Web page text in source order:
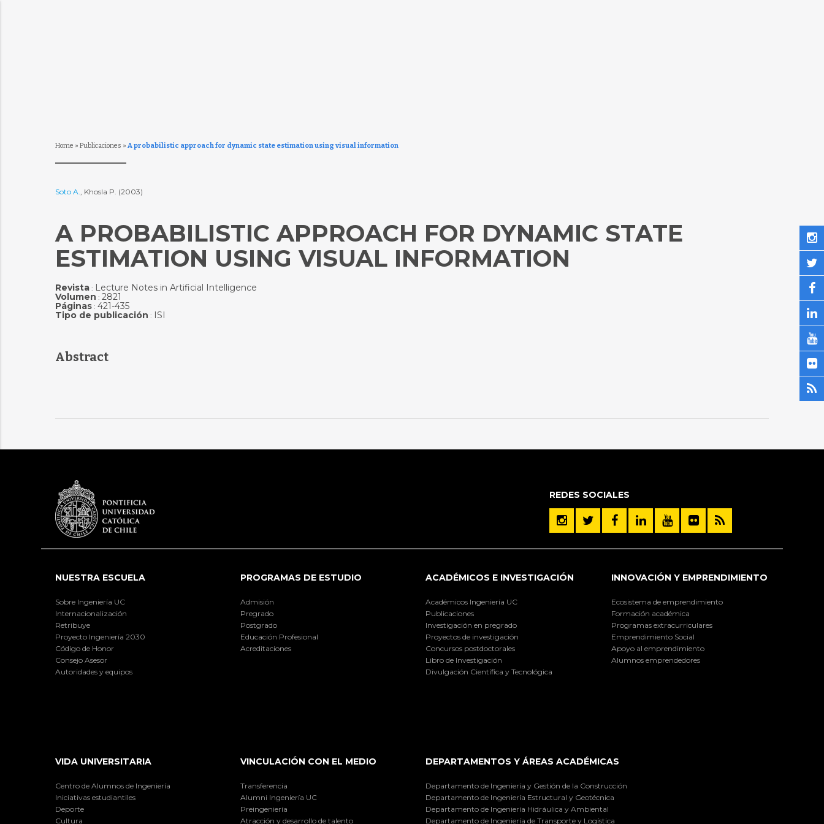
Home » Publicaciones » A probabilistic approach for dynamic state estimation using visual information
Soto A., Khosla P. (2003)
A PROBABILISTIC APPROACH FOR DYNAMIC STATE
ESTIMATION USING VISUAL INFORMATION
Revista: Lecture Notes in Artificial Intelligence
Volumen : 2821
Páginas: 421-435
Tipo de publicación : ISI
Abstract
REDES SOCIALES
NUESTRA ESCUELA
Sobre Ingeniería UC
Internacionalización
Retribuye
Proyecto Ingeniería 2030
Código de Honor
Consejo Asesor
Autoridades y equipos
PROGRAMAS DE ESTUDIO
Admisión
Pregrado
Postgrado
Educación Profesional
Acreditaciones
ACADÉMICOS E INVESTIGACIÓN
Académicos Ingeniería UC
Publicaciones
Investigación en pregrado
Proyectos de investigación
Concursos postdoctorales
Libro de Investigación
Divulgación Científica y Tecnológica
INNOVACIÓN Y EMPRENDIMIENTO
Ecosistema de emprendimiento
Formación académica
Programas extracurriculares
Emprendimiento Social
Apoyo al emprendimiento
Alumnos emprendedores
VIDA UNIVERSITARIA
Centro de Alumnos de Ingeniería
Iniciativas estudiantiles
Deporte
Cultura
VINCULACIÓN CON EL MEDIO
Transferencia
Alumni Ingeniería UC
Preingeniería
Atracción y desarrollo de talento
DEPARTAMENTOS Y ÁREAS ACADÉMICAS
Departamento de Ingeniería y Gestión de la Construcción
Departamento de Ingeniería Estructural y Geotécnica
Departamento de Ingeniería Hidráulica y Ambiental
Departamento de Ingeniería de Transporte y Logística